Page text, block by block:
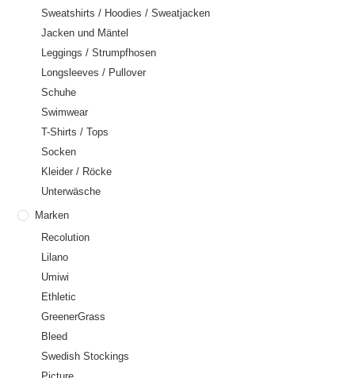
Sweatshirts / Hoodies / Sweatjacken
Jacken und Mäntel
Leggings / Strumpfhosen
Longsleeves / Pullover
Schuhe
Swimwear
T-Shirts / Tops
Socken
Kleider / Röcke
Unterwäsche
Marken
Recolution
Lilano
Umiwi
Ethletic
GreenerGrass
Bleed
Swedish Stockings